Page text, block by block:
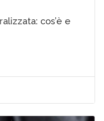
cos’è e